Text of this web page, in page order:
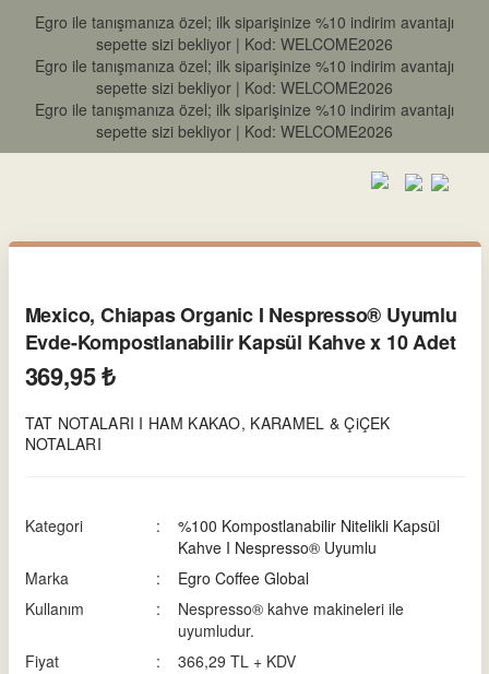
Egro ile tanışmanıza özel; ilk siparişinize %10 indirim avantajı
sepette sizi bekliyor | Kod: WELCOME2026
Egro ile tanışmanıza özel; ilk siparişinize %10 indirim avantajı
sepette sizi bekliyor | Kod: WELCOME2026
Egro ile tanışmanıza özel; ilk siparişinize %10 indirim avantajı
sepette sizi bekliyor | Kod: WELCOME2026
Mexico, Chiapas Organic I Nespresso® Uyumlu
Evde-Kompostlanabilir Kapsül Kahve x 10 Adet
369,95 ₺
TAT NOTALARI I HAM KAKAO, KARAMEL & ÇiÇEK
NOTALARI
Kategori
%100 Kompostlanabilir Nitelikli Kapsül
Kahve I Nespresso® Uyumlu
Marka
Egro Coffee Global
Kullanım
Nespresso® kahve makineleri ile
uyumludur.
Fiyat
366,29 TL + KDV